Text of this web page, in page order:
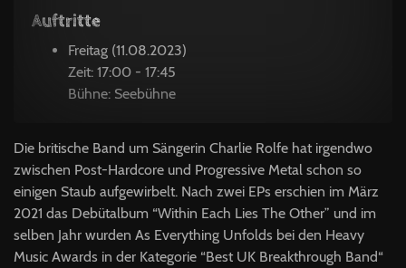
Auftritte
Freitag (11.08.2023)
Zeit: 17:00 - 17:45
Bühne: Seebühne
Die britische Band um Sängerin Charlie Rolfe hat irgendwo
zwischen Post-Hardcore und Progressive Metal schon so
einigen Staub aufgewirbelt. Nach zwei EPs erschien im März
2021 das Debütalbum “Within Each Lies The Other” und im
selben Jahr wurden As Everything Unfolds bei den Heavy
Music Awards in der Kategorie “Best UK Breakthrough Band“